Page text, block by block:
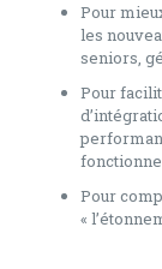
Pour
les
seniors,
Pour
Pour
«